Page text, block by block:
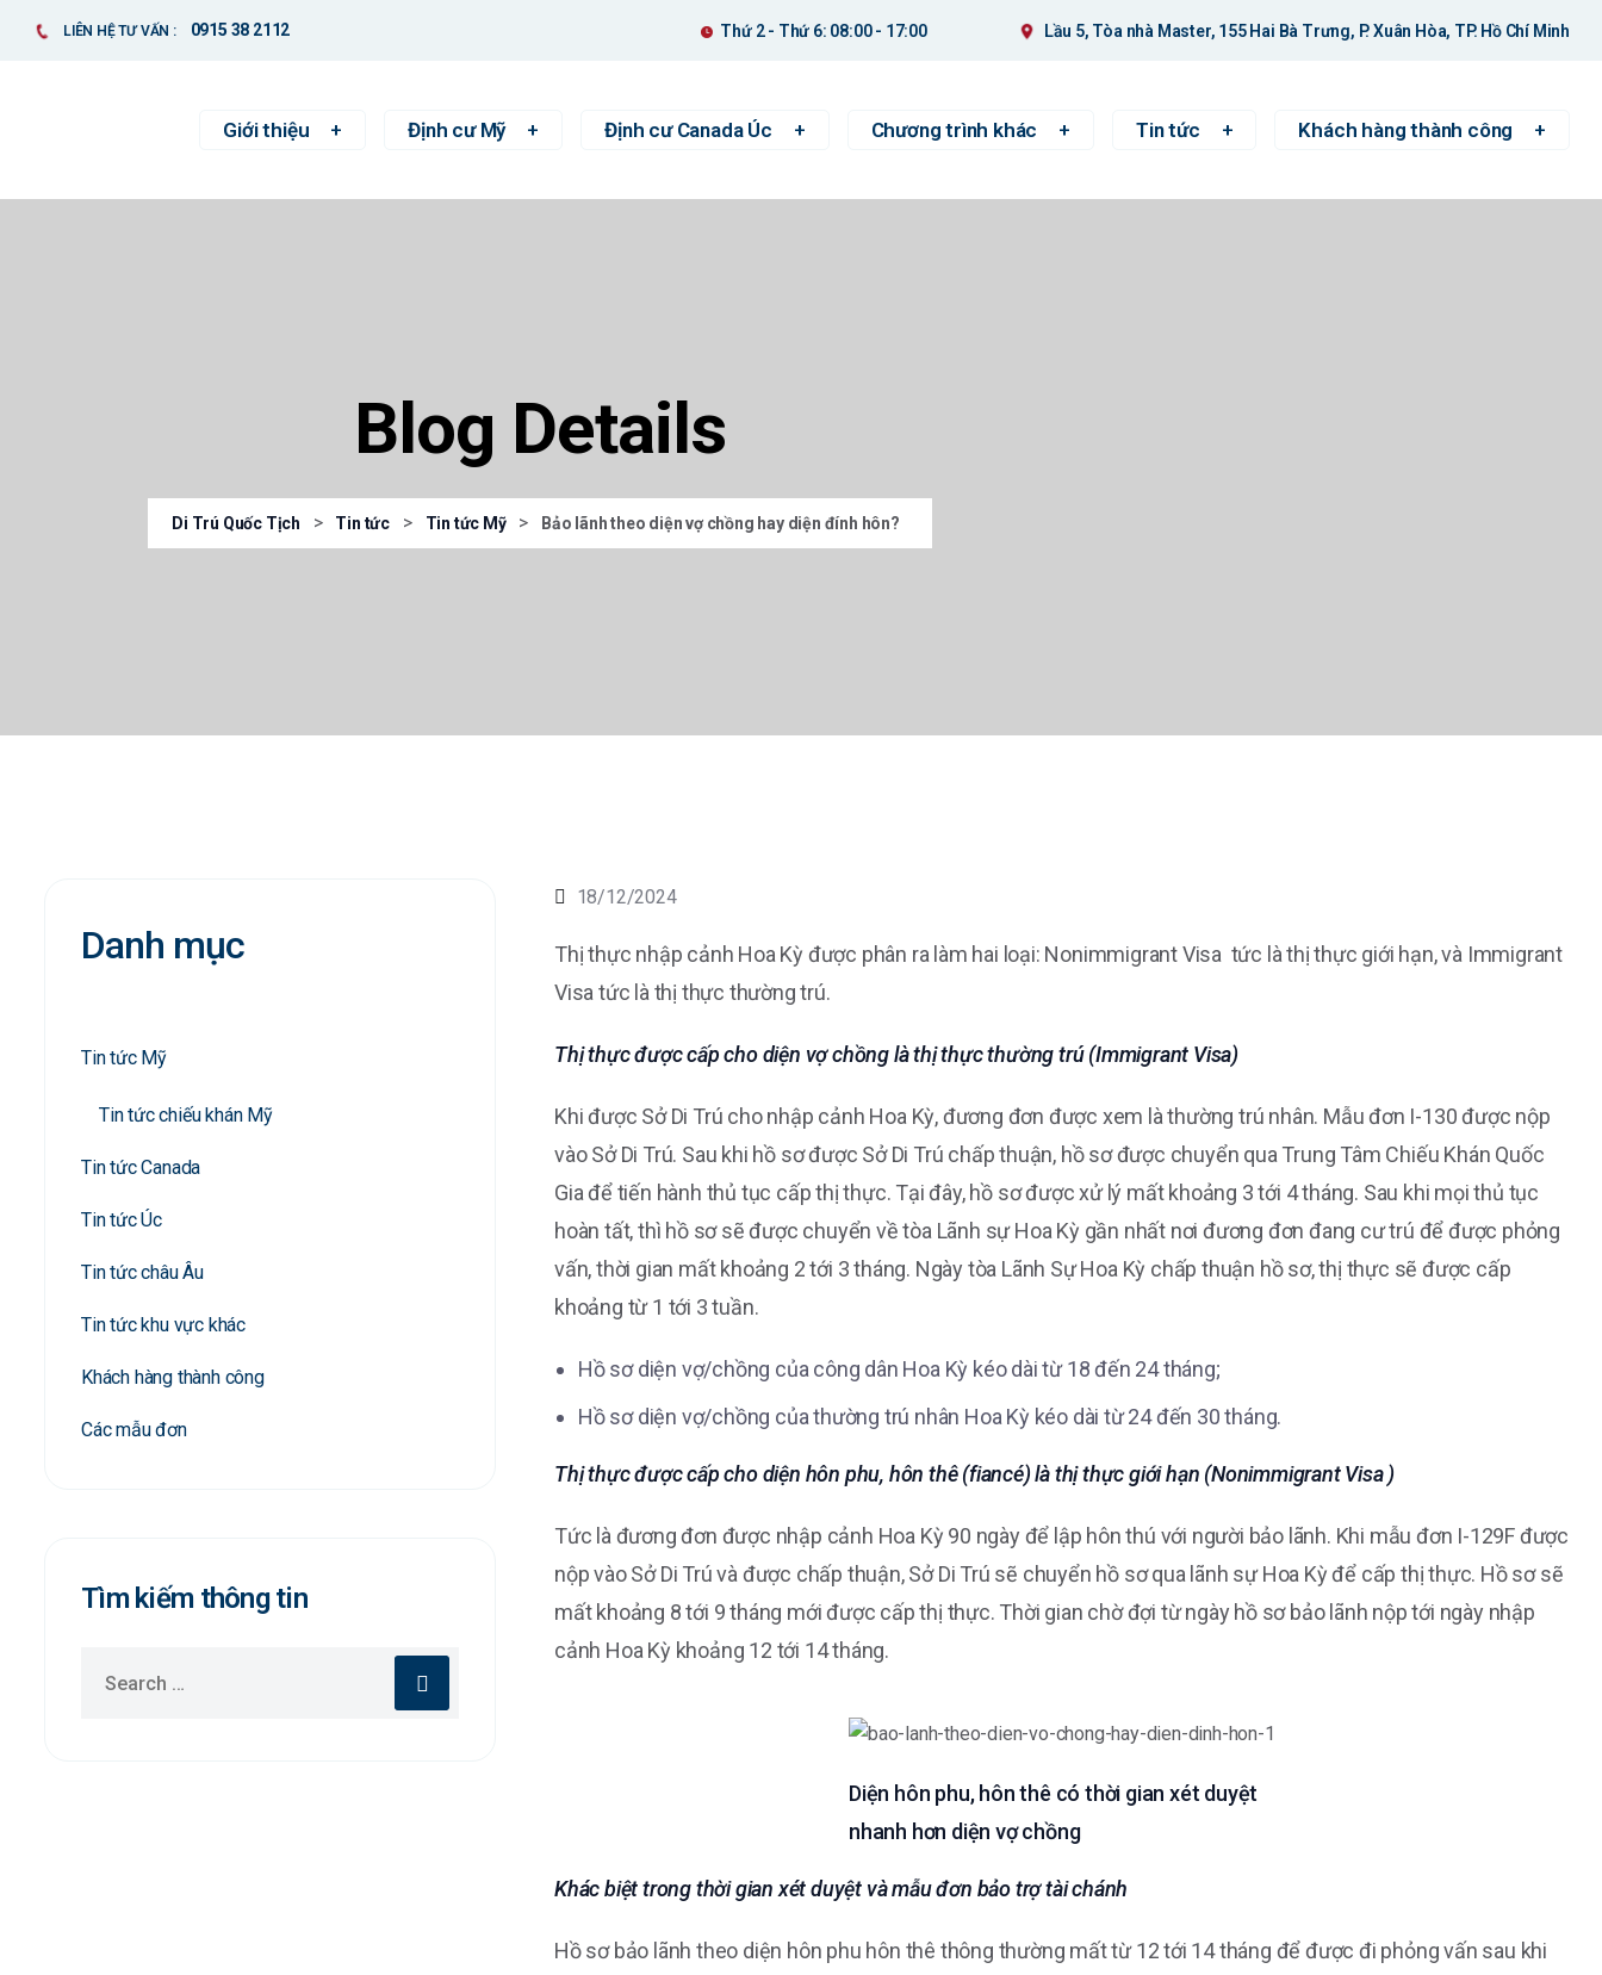
LIÊN HỆ TƯ VẤN : 0915 38 2112 Thứ 2 - Thứ 6: 08:00 - 17:00 Lầu 5, Tòa nhà Master, 155 Hai Bà Trưng, P. Xuân Hòa, TP. Hồ Chí Minh
Giới thiệu Định cư Mỹ Định cư Canada Úc Chương trình khác Tin tức Khách hàng thành công
Blog Details
Di Trú Quốc Tịch > Tin tức > Tin tức Mỹ > Bảo lãnh theo diện vợ chồng hay diện đính hôn?
Danh mục
Tin tức Mỹ
Tin tức chiếu khán Mỹ
Tin tức Canada
Tin tức Úc
Tin tức châu Âu
Tin tức khu vực khác
Khách hàng thành công
Các mẫu đơn
Tìm kiếm thông tin
18/12/2024
Thị thực nhập cảnh Hoa Kỳ được phân ra làm hai loại: Nonimmigrant Visa tức là thị thực giới hạn, và Immigrant
Visa tức là thị thực thường trú.
Thị thực được cấp cho diện vợ chồng là thị thực thường trú (Immigrant Visa)
Khi được Sở Di Trú cho nhập cảnh Hoa Kỳ, đương đơn được xem là thường trú nhân. Mẫu đơn I-130 được nộp
vào Sở Di Trú. Sau khi hồ sơ được Sở Di Trú chấp thuận, hồ sơ được chuyển qua Trung Tâm Chiếu Khán Quốc
Gia để tiến hành thủ tục cấp thị thực. Tại đây, hồ sơ được xử lý mất khoảng 3 tới 4 tháng. Sau khi mọi thủ tục
hoàn tất, thì hồ sơ sẽ được chuyển về tòa Lãnh sự Hoa Kỳ gần nhất nơi đương đơn đang cư trú để được phỏng
vấn, thời gian mất khoảng 2 tới 3 tháng. Ngày tòa Lãnh Sự Hoa Kỳ chấp thuận hồ sơ, thị thực sẽ được cấp
khoảng từ 1 tới 3 tuần.
Hồ sơ diện vợ/chồng của công dân Hoa Kỳ kéo dài từ 18 đến 24 tháng;
Hồ sơ diện vợ/chồng của thường trú nhân Hoa Kỳ kéo dài từ 24 đến 30 tháng.
Thị thực được cấp cho diện hôn phu, hôn thê (fiancé) là thị thực giới hạn (Nonimmigrant Visa )
Tức là đương đơn được nhập cảnh Hoa Kỳ 90 ngày để lập hôn thú với người bảo lãnh. Khi mẫu đơn I-129F được
nộp vào Sở Di Trú và được chấp thuận, Sở Di Trú sẽ chuyển hồ sơ qua lãnh sự Hoa Kỳ để cấp thị thực. Hồ sơ sẽ
mất khoảng 8 tới 9 tháng mới được cấp thị thực. Thời gian chờ đợi từ ngày hồ sơ bảo lãnh nộp tới ngày nhập
cảnh Hoa Kỳ khoảng 12 tới 14 tháng.
Diện hôn phu, hôn thê có thời gian xét duyệt
nhanh hơn diện vợ chồng
Khác biệt trong thời gian xét duyệt và mẫu đơn bảo trợ tài chánh
Hồ sơ bảo lãnh theo diện hôn phu hôn thê thông thường mất từ 12 tới 14 tháng để được đi phỏng vấn sau khi